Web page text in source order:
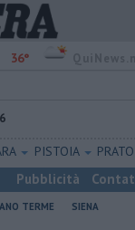
36°
PISTOIA PRATO
Pubblicità
TERME
SIENA